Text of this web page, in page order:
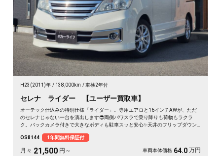
H23(2011)年 138,000km 車検2年付
セレナ ライダー 【ユーザー買取車】
オーテック仕込みの特別仕様「ライダー」。専用エアロと16インチAWが、ただ
のセレナじゃない一台を演出します😎両側パワスラで乗り降りも荷物もラクラ
ク。バックカメラ付きで大きなボディも駐車スッと安心✨天井のフリップダウン
一台で楽しさ倍増です🎵月々21500〜で手が届く特別グレード。走り出しが待ち
遠しくなる、《1年保証付》👑
OS8144 1年間無料保証付
月々 21,500 円～ 車両本体価格 64.0 万円